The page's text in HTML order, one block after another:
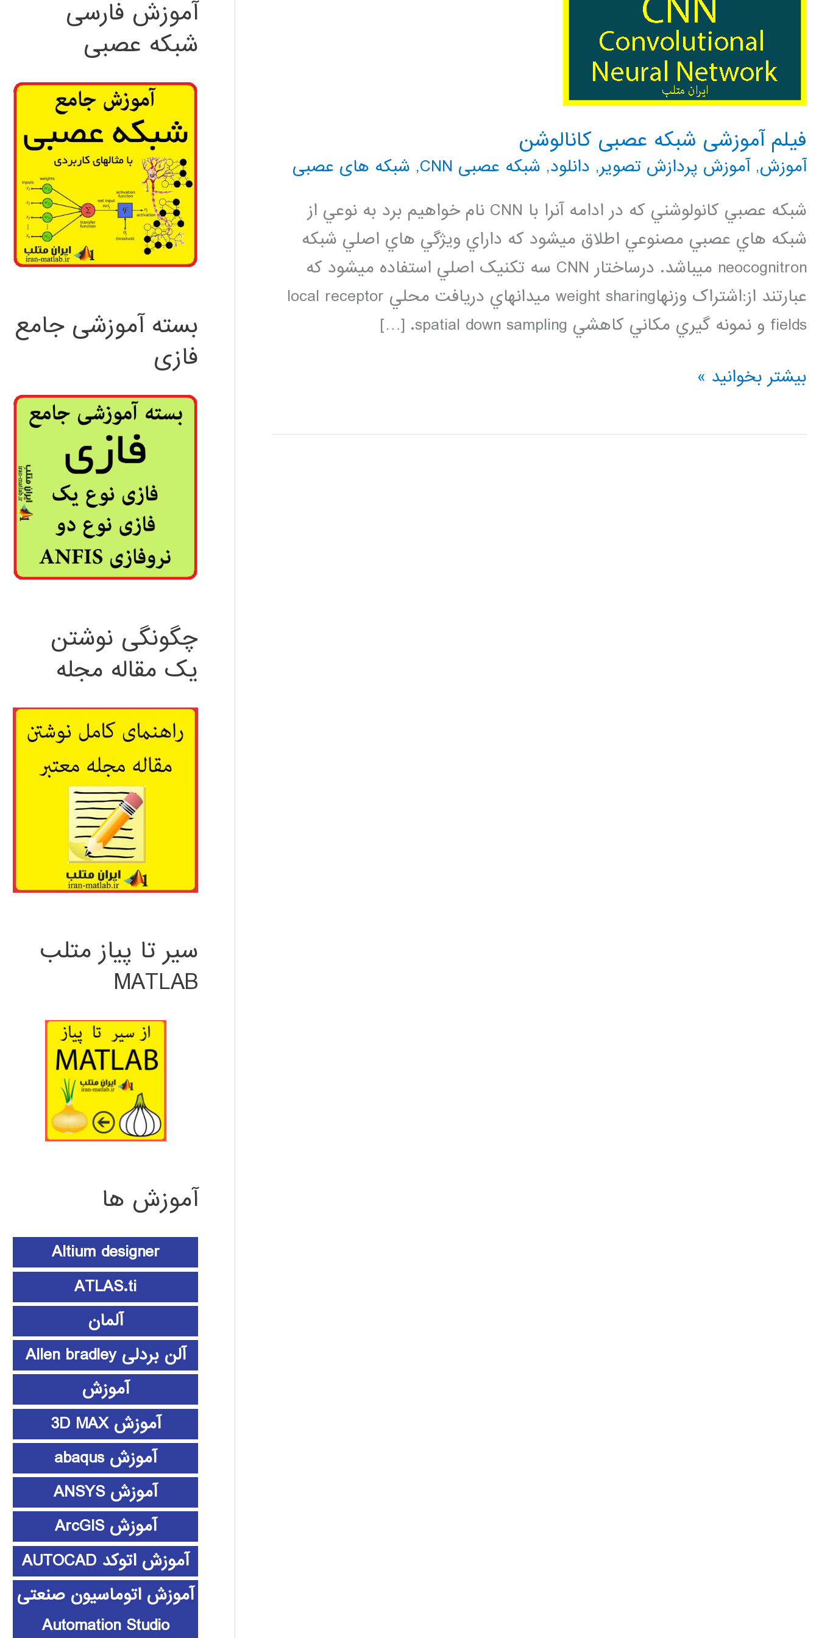
فیلم آموزشی شبکه عصبی کانالوشن
آموزش,آموزش پردازش تصویر, دانلود, شبکه عصبی CNN , شبکه های عصبی
شبکه عصبي کانولوشني که در ادامه آنرا با CNN نام خواهيم برد به نوعي از
شبکه هاي عصبي مصنوعي اطلاق ميشود که داراي ويژگي هاي اصلي شبکه
neocognitron ميباشد. درساختار CNN سه تکنيک اصلي استفاده ميشود که
عبارتند از:اشتراک وزنهاweight sharing ميدانهاي دريافت محلي local receptor
fields و نمونه گيري مکاني کاهشي spatial down sampling. […]
فیلم
شبکه
بیشتر بخوانید »
آموزش فارسی
شبکه عصبی
بسته آموزشی جامع
فازی
چگونگی نوشتن
یک مقاله مجله
سیر تا پیاز متلب
MATLAB
آموزش ها
Altium designer
ATLAS.ti
آلمان
آلن بردلی Allen bradley
آموزش
آموزش 3D MAX
آموزش abaqus
آموزش ANSYS
آموزش ArcGIS
آموزش اتوکد AUTOCAD
آموزش اتوماسیون صنعتی
Automation Studio